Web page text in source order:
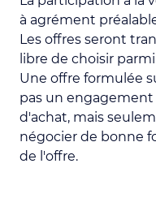
à agrément
Les offres seront
libre de choisir
Une offre formulée
pas un
d'achat, mais
négocier de bonne
de l'offre.